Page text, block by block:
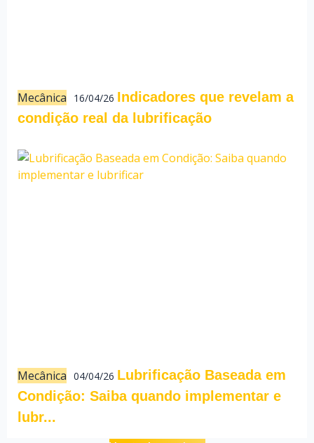
Mecânica 16/04/26 Indicadores que revelam a
condição real da lubrificação
Mecânica 04/04/26 Lubrificação Baseada em
Condição: Saiba quando implementar e
lubr...